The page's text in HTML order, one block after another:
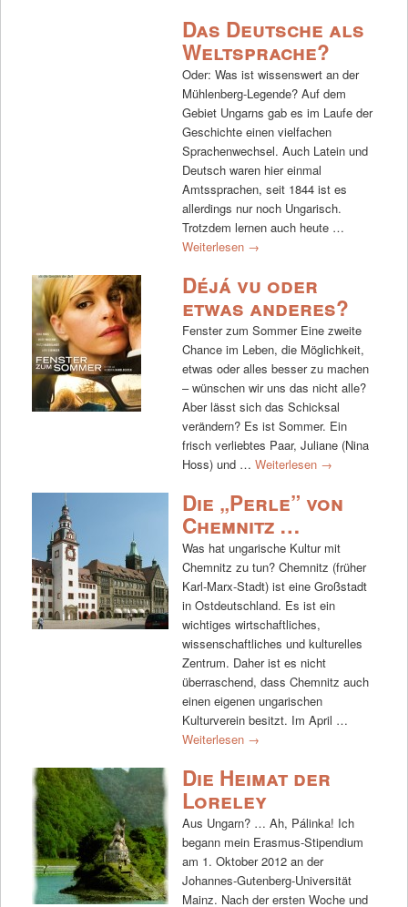
Das Deutsche als
Weltsprache?
Oder: Was ist wissenswert an der
Mühlenberg-Legende? Auf dem
Gebiet Ungarns gab es im Laufe der
Geschichte einen vielfachen
Sprachenwechsel. Auch Latein und
Deutsch waren hier einmal
Amtssprachen, seit 1844 ist es
allerdings nur noch Ungarisch.
Trotzdem lernen auch heute …
Weiterlesen →
Déjá vu oder
etwas anderes?
Fenster zum Sommer Eine zweite
Chance im Leben, die Möglichkeit,
etwas oder alles besser zu machen
– wünschen wir uns das nicht alle?
Aber lässt sich das Schicksal
verändern? Es ist Sommer. Ein
frisch verliebtes Paar, Juliane (Nina
Hoss) und … Weiterlesen →
Die „Perle” von
Chemnitz …
Was hat ungarische Kultur mit
Chemnitz zu tun? Chemnitz (früher
Karl-Marx-Stadt) ist eine Großstadt
in Ostdeutschland. Es ist ein
wichtiges wirtschaftliches,
wissenschaftliches und kulturelles
Zentrum. Daher ist es nicht
überraschend, dass Chemnitz auch
einen eigenen ungarischen
Kulturverein besitzt. Im April …
Weiterlesen →
Die Heimat der
Loreley
Aus Ungarn? … Ah, Pálinka! Ich
begann mein Erasmus-Stipendium
am 1. Oktober 2012 an der
Johannes-Gutenberg-Universität
Mainz. Nach der ersten Woche und